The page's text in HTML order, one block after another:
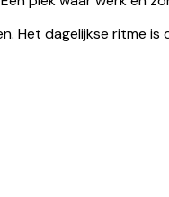
Het dagelijkse ritme